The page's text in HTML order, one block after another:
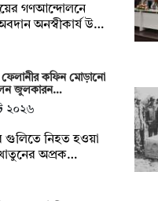
গণআন্দোলনে
অনস্বীকার্য উ…
কফিন মোড়ানো
জুলকারন…
২০২৬
গুলিতে নিহত হওয়া
অপ্রক…